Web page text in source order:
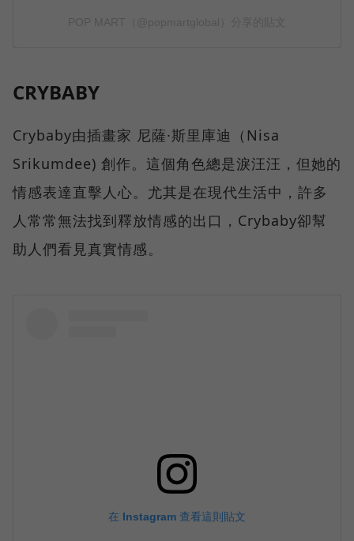
CRYBABY
Crybaby由插畫家 尼薩·斯里庫迪（Nisa
Srikumdee) 創作。這個角色總是淚汪汪，但她的
情感表達直擊人心。尤其是在現代生活中，許多
人常常無法找到釋放情感的出口，Crybaby卻幫
助人們看見真實情感。